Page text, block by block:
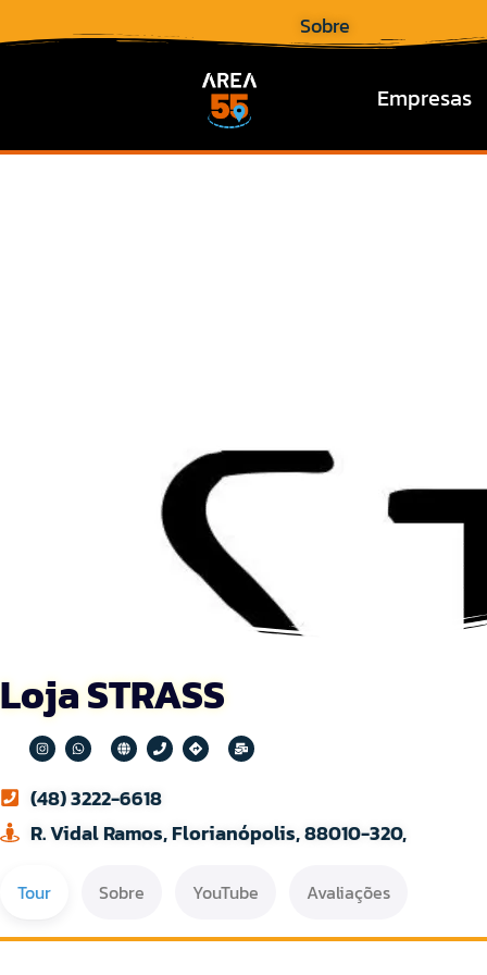
Sobre
Empresas
Loja STRASS
(48) 3222-6618
R. Vidal Ramos, Florianópolis, 88010-320,
Tour Sobre YouTube Avaliações